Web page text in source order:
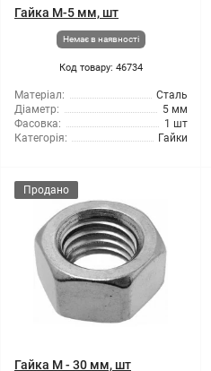
Гайка М-5 мм, шт
Немає в наявності
Код товару: 46734
Матеріал:
Сталь
Діаметр:
5 мм
Фасовка:
1 шт
Категорія:
Гайки
Продано
Гайка М - 30 мм, шт